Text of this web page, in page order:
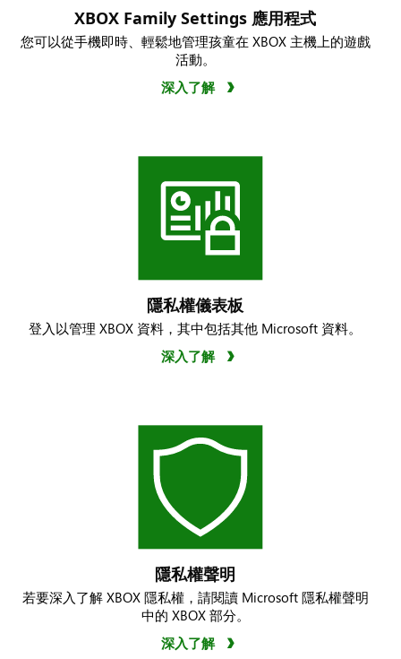
XBOX Family Settings 應用程式
您可以從手機即時、輕鬆地管理孩童在 XBOX 主機上的遊戲
活動。
深入了解
隱私權儀表板
登入以管理 XBOX 資料，其中包括其他 Microsoft 資料。
深入了解
隱私權聲明
若要深入了解 XBOX 隱私權，請閱讀 Microsoft 隱私權聲明
中的 XBOX 部分。
深入了解